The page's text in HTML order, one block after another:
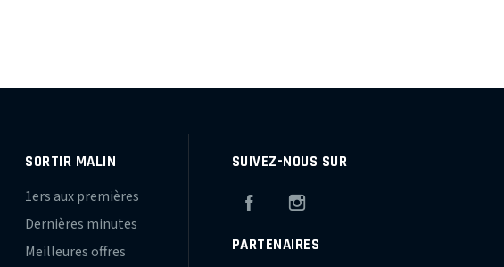
SORTIR MALIN
1ers aux premières
Dernières minutes
Meilleures offres
SUIVEZ-NOUS SUR
Facebook
PARTENAIRES